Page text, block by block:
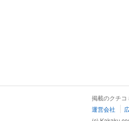
掲載のクチコ
運営会社